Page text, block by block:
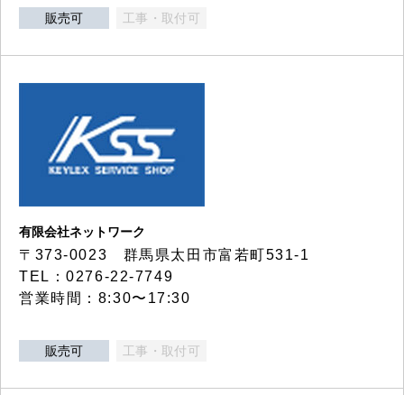
販売可 工事・取付可
有限会社ネットワーク
〒373-0023 群馬県太田市富若町531-1
TEL：0276-22-7749
営業時間：8:30〜17:30
販売可 工事・取付可